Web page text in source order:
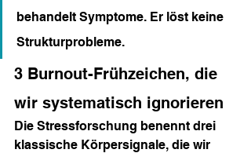
behandelt Symptome. Er löst keine
Strukturprobleme.
3 Burnout-Frühzeichen, die
wir systematisch ignorieren
Die Stressforschung benennt drei
klassische Körpersignale, die wir